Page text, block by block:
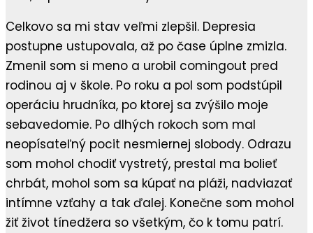
Celkovo sa mi stav veľmi zlepšil. Depresia
postupne ustupovala, až po čase úplne zmizla.
Zmenil som si meno a urobil comingout pred
rodinou aj v škole. Po roku a pol som podstúpil
operáciu hrudníka, po ktorej sa zvýšilo moje
sebavedomie. Po dlhých rokoch som mal
neopísateľný pocit nesmiernej slobody. Odrazu
som mohol chodiť vystretý, prestal ma bolieť
chrbát, mohol som sa kúpať na pláži, nadviazať
intímne vzťahy a tak ďalej. Konečne som mohol
žiť život tínedžera so všetkým, čo k tomu patrí.